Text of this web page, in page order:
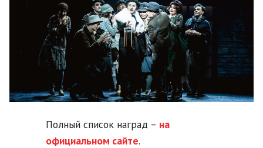
Полный список наград – на
официальном сайте.